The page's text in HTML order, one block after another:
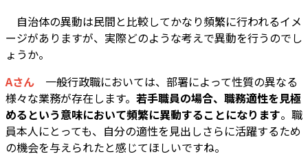
―― 自治体の異動は民間と比較してかなり頻繁に行われるイメ
ージがありますが、実際どのような考えで異動を行うのでし
ょうか。
Aさん 一般行政職においては、部署によって性質の異なる
様々な業務が存在します。 若手職員の場合、職務適性を見極
めるという意味において頻繁に異動することになります。職
員本人にとっても、自分の適性を見出しさらに活躍するため
の機会を与えられたと感じてほしいですね。